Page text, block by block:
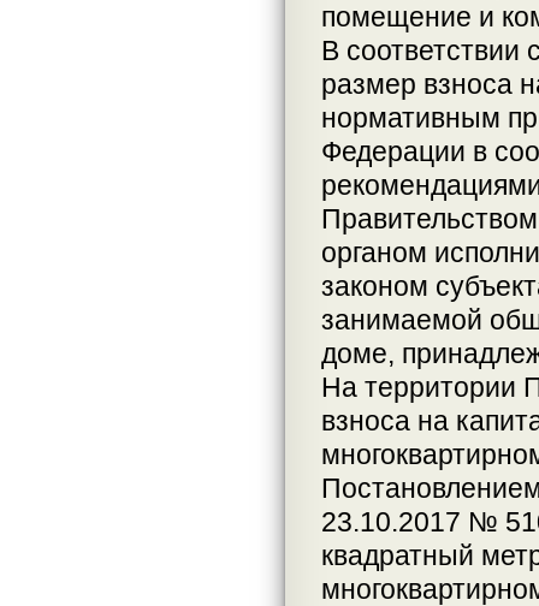
помещение и
В
размер взноса
нормативным
Федерации в
органом
законом
занимаемой
доме,
На территории
взноса на
23.10.2017 №
квадратный